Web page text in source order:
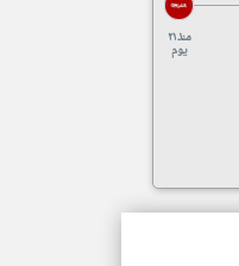
منذ ٢١
يوم